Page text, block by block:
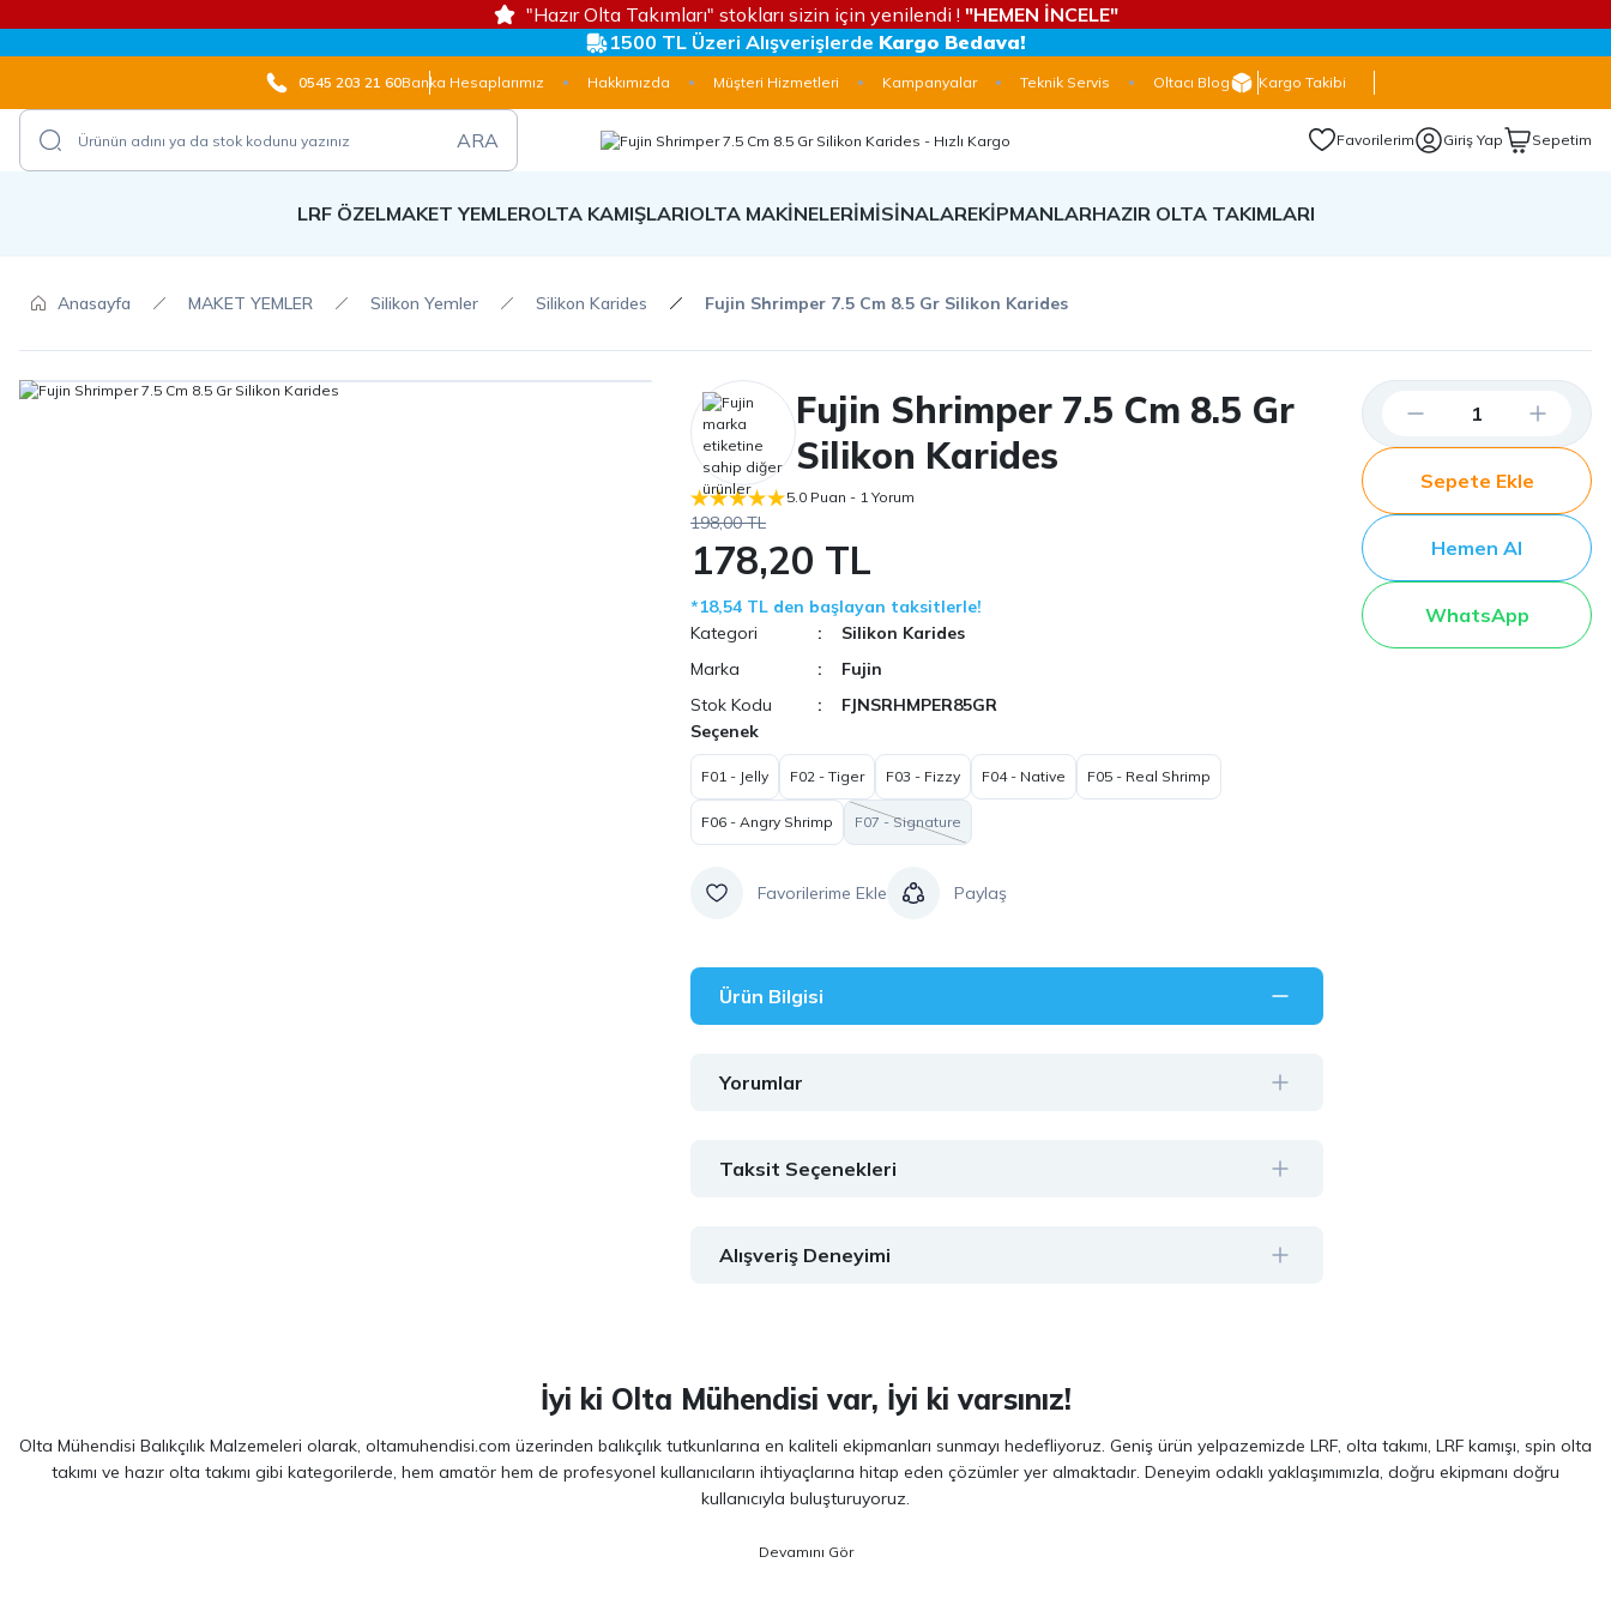
"Hazır Olta Takımları" stokları sizin için yenilendi ! "HEMEN İNCELE"
1500 TL Üzeri Alışverişlerde Kargo Bedava!
0545 203 21 60Banka Hesaplarımız Hakkımızda Müşteri Hizmetleri Kampanyalar Teknik Servis Oltacı Blog Kargo Takibi
ARA Favorilerim Giriş Yap Sepetim
LRF ÖZELMAKET YEMLEROLTA KAMIŞLARIOLTA MAKİNELERİMİSİNALAREKİPMANLARHAZIR OLTA TAKIMLARI
Anasayfa MAKET YEMLER Silikon Yemler Silikon Karides Fujin Shrimper 7.5 Cm 8.5 Gr Silikon Karides
Fujin Shrimper 7.5 Cm 8.5 Gr
Silikon Karides
5.0 Puan - 1 Yorum
198,00 TL
178,20 TL
*18,54 TL den başlayan taksitlerle!
Kategori
Silikon Karides
Marka
Fujin
Stok Kodu
FJNSRHMPER85GR
Seçenek
F01 - Jelly F02 - Tiger F03 - Fizzy F04 - Native F05 - Real Shrimp
F06 - Angry Shrimp F07 - Signature
Paylaş
Ürün Bilgisi
Yorumlar
Taksit Seçenekleri
Alışveriş Deneyimi
Sepete Ekle
Hemen Al
WhatsApp
İyi ki Olta Mühendisi var, İyi ki varsınız!
Olta Mühendisi Balıkçılık Malzemeleri olarak, oltamuhendisi.com üzerinden balıkçılık tutkunlarına en kaliteli ekipmanları sunmayı hedefliyoruz. Geniş ürün yelpazemizde LRF, olta takımı, LRF kamışı, spin olta
takımı ve hazır olta takımı gibi kategorilerde, hem amatör hem de profesyonel kullanıcıların ihtiyaçlarına hitap eden çözümler yer almaktadır. Deneyim odaklı yaklaşımımızla, doğru ekipmanı doğru
kullanıcıyla buluşturuyoruz.
Shimano, Daiwa, Hanfish, Fujin ve Ryuji gibi lider markaların en güncel ve performans odaklı modellerinden oluşur. Özellikle LRF avcılığı ve